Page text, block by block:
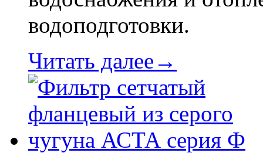
водоподготовки.
Читать далее→